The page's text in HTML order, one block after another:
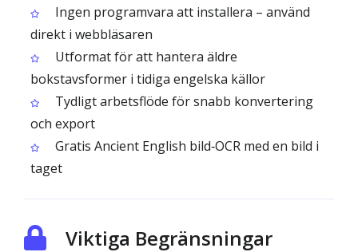
Ingen programvara att installera – använd
direkt i webbläsaren
Utformat för att hantera äldre
bokstavsformer i tidiga engelska källor
Tydligt arbetsflöde för snabb konvertering
och export
Gratis Ancient English bild‑OCR med en bild i
taget
Viktiga Begränsningar